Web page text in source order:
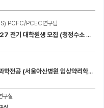
PCFC/PCEC연구팀
[KIST 수소에너지소재연구단 SSEMS] 2027 전기 대학원생 모집 (청정수소 생산/활용을 위한 프로톤 세라믹 전지)
2027학년도 전기 울산대학교 일반대학원 의과학전공 (서울아산병원 임상약리학과 약동약력학 연구실) 대학원생 모집공고
구실